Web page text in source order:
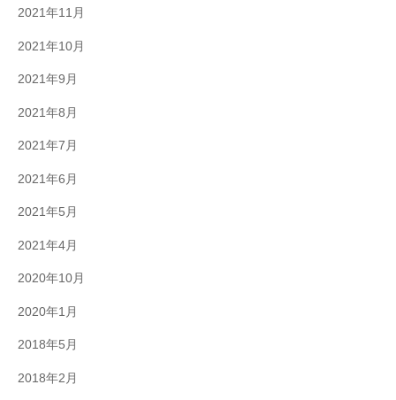
2021年11月
2021年10月
2021年9月
2021年8月
2021年7月
2021年6月
2021年5月
2021年4月
2020年10月
2020年1月
2018年5月
2018年2月